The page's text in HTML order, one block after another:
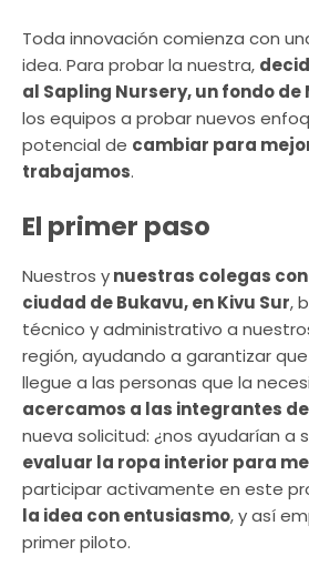
Toda innovación comienza con
idea. Para probar la nuestra,
al Sapling Nursery, un fondo de
los equipos a probar nuevos
potencial de cambiar para
trabajamos.
El primer paso
Nuestros ynuestras colegas
ciudad de Bukavu, en Kivu Sur,
técnico y administrativo a
región, ayudando a garantizar
llegue a las personas que la
acercamos a las integrantes
nueva solicitud: ¿nos ayudarían a
evaluar la ropa interior para
participar activamente en este
la idea con entusiasmo, y así
primer piloto.